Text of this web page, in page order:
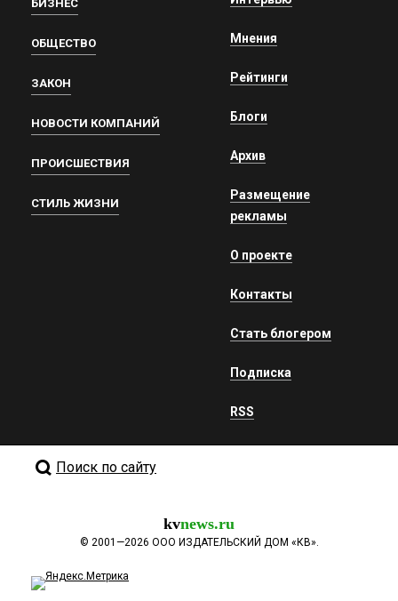
БИЗНЕС
ОБЩЕСТВО
ЗАКОН
НОВОСТИ КОМПАНИЙ
ПРОИСШЕСТВИЯ
СТИЛЬ ЖИЗНИ
Мнения
Рейтинги
Блоги
Архив
Размещение
рекламы
О проекте
Контакты
Стать блогером
Подписка
RSS
Поиск по сайту
kvnews.ru
© 2001—2026 ООО ИЗДАТЕЛЬСКИЙ ДОМ «КВ».